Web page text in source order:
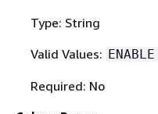
Type: String
Valid Values:
Required: No